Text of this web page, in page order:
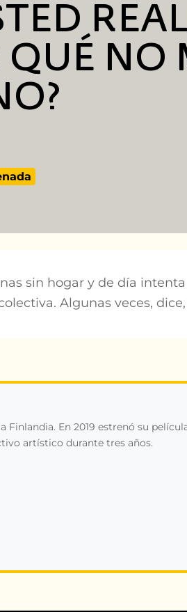
QUÉ NO
sin hogar y de día
Algunas veces,
En 2019 estrenó su
artístico durante tres años.